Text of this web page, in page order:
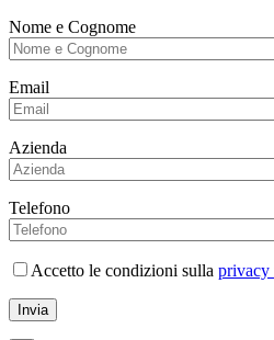
Nome e Cognome
Email
Azienda
Telefono
Accetto le condizioni sulla privacy